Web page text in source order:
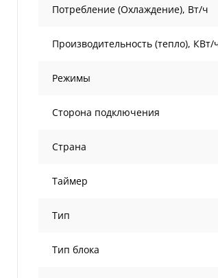
Потребление (Охлаждение), Вт/ч
Производительность (тепло), КВт/
Режимы
Сторона подключения
Страна
Таймер
Тип
Тип блока